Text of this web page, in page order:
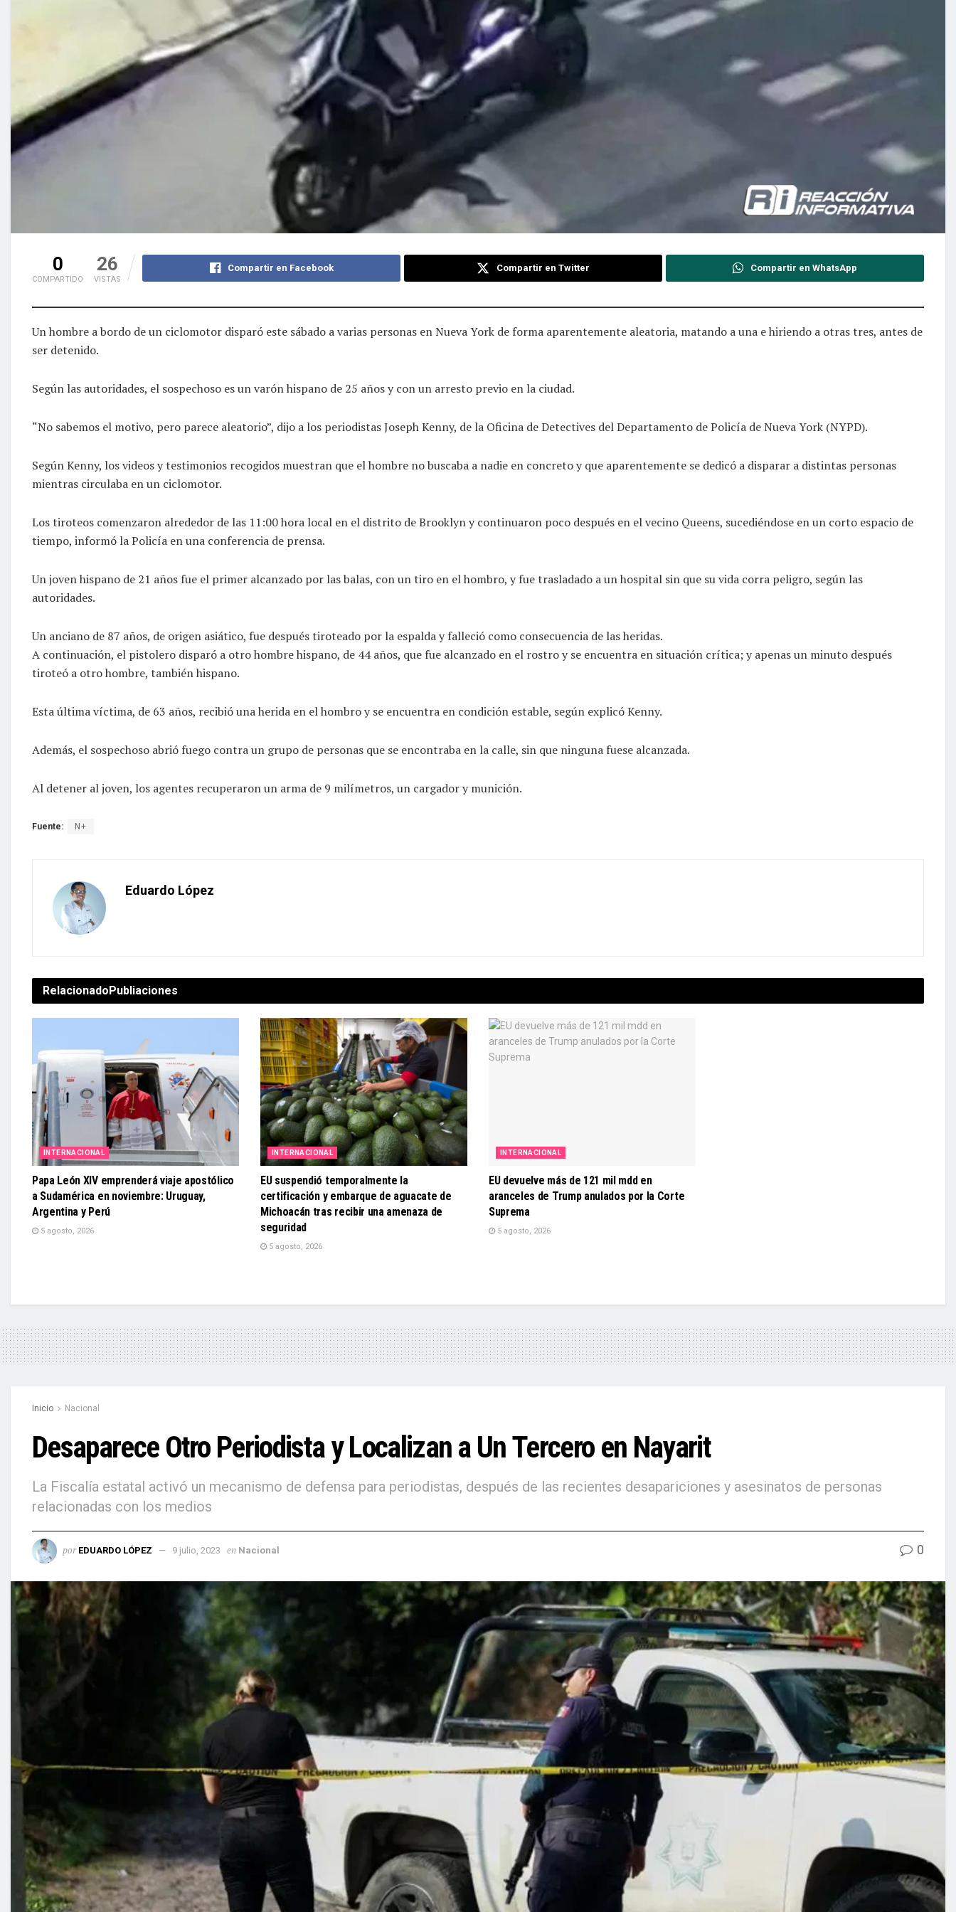
0
COMPARTIDO
26
VISTAS
Compartir en Facebook Compartir en Twitter Compartir en WhatsApp
Un hombre a bordo de un ciclomotor disparó este sábado a varias personas en Nueva York de forma aparentemente aleatoria, matando a una e hiriendo a otras tres, antes de
ser detenido.
Según las autoridades, el sospechoso es un varón hispano de 25 años y con un arresto previo en la ciudad.
“No sabemos el motivo, pero parece aleatorio”, dijo a los periodistas Joseph Kenny, de la Oficina de Detectives del Departamento de Policía de Nueva York (NYPD).
Según Kenny, los videos y testimonios recogidos muestran que el hombre no buscaba a nadie en concreto y que aparentemente se dedicó a disparar a distintas personas
mientras circulaba en un ciclomotor.
Los tiroteos comenzaron alrededor de las 11:00 hora local en el distrito de Brooklyn y continuaron poco después en el vecino Queens, sucediéndose en un corto espacio de
tiempo, informó la Policía en una conferencia de prensa.
Un joven hispano de 21 años fue el primer alcanzado por las balas, con un tiro en el hombro, y fue trasladado a un hospital sin que su vida corra peligro, según las
autoridades.
Un anciano de 87 años, de origen asiático, fue después tiroteado por la espalda y falleció como consecuencia de las heridas.
A continuación, el pistolero disparó a otro hombre hispano, de 44 años, que fue alcanzado en el rostro y se encuentra en situación crítica; y apenas un minuto después
tiroteó a otro hombre, también hispano.
Esta última víctima, de 63 años, recibió una herida en el hombro y se encuentra en condición estable, según explicó Kenny.
Además, el sospechoso abrió fuego contra un grupo de personas que se encontraba en la calle, sin que ninguna fuese alcanzada.
Al detener al joven, los agentes recuperaron un arma de 9 milímetros, un cargador y munición.
Fuente: N+
Eduardo López
RelacionadoPubliaciones
INTERNACIONAL
Papa León XIV emprenderá viaje apostólico
a Sudamérica en noviembre: Uruguay,
Argentina y Perú
5 agosto, 2026
INTERNACIONAL
EU suspendió temporalmente la
certificación y embarque de aguacate de
Michoacán tras recibir una amenaza de
seguridad
5 agosto, 2026
INTERNACIONAL
EU devuelve más de 121 mil mdd en
aranceles de Trump anulados por la Corte
Suprema
5 agosto, 2026
Inicio Nacional
Desaparece Otro Periodista y Localizan a Un Tercero en Nayarit
La Fiscalía estatal activó un mecanismo de defensa para periodistas, después de las recientes desapariciones y asesinatos de personas
relacionadas con los medios
por EDUARDO LÓPEZ 9 julio, 2023 en Nacional 0